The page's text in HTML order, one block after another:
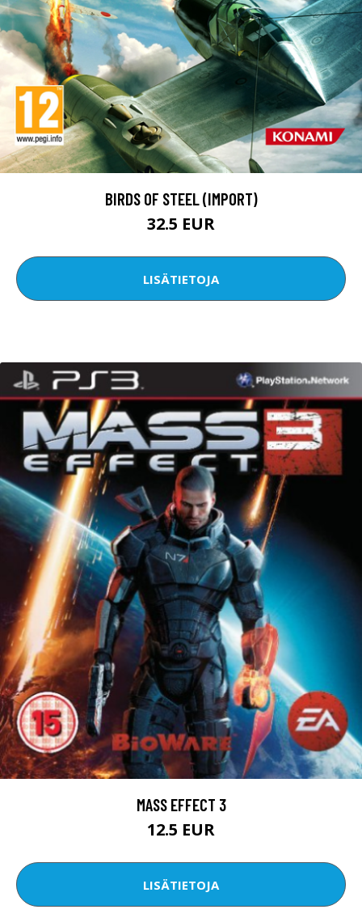
BIRDS OF STEEL (IMPORT)
32.5 EUR
LISÄTIETOJA
MASS EFFECT 3
12.5 EUR
LISÄTIETOJA